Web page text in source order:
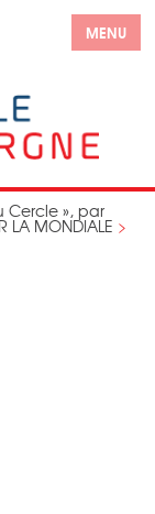
MENU
Cercle », par
MONDIALE >